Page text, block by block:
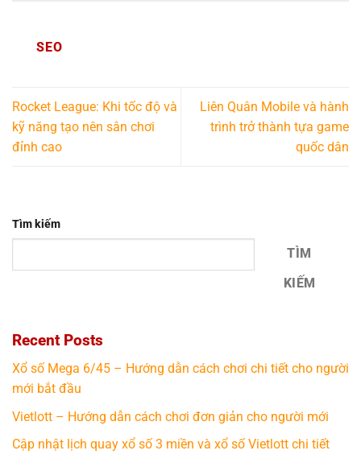
SEO
Rocket League: Khi tốc độ và
kỹ năng tạo nên sân chơi
đỉnh cao
Liên Quân Mobile và hành
trình trở thành tựa game
quốc dân
Tìm kiếm
TÌM
KIẾM
Recent Posts
Xổ số Mega 6/45 – Hướng dẫn cách chơi chi tiết cho người
mới bắt đầu
Vietlott – Hướng dẫn cách chơi đơn giản cho người mới
Cập nhật lịch quay xổ số 3 miền và xổ số Vietlott chi tiết